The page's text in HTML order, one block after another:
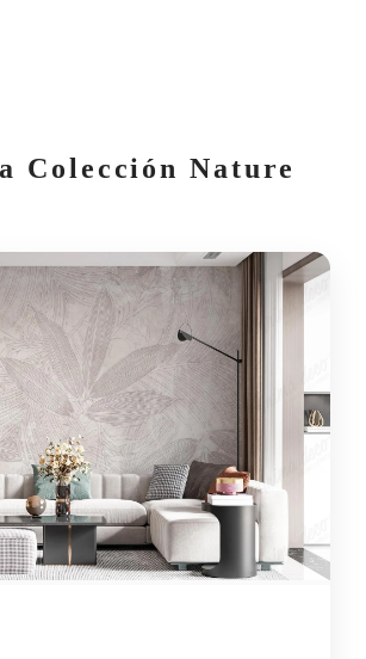
Colección Nature